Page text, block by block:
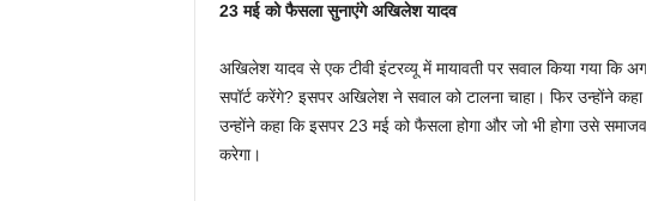
23 मई को फैसला सुनाएंगे अखिलेश यादव
अखिलेश यादव से एक टीवी इंटरव्यू में मायावती पर सवाल किया गया कि
सपॉर्ट करेंगे? इसपर अखिलेश ने सवाल को टालना चाहा। फिर उन्होंने कहा
उन्होंने कहा कि इसपर 23 मई को फैसला होगा और जो भी होगा उसे
करेगा।